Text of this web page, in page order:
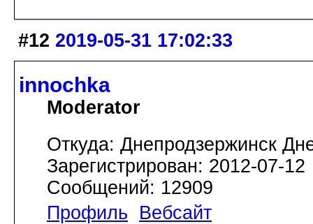
#12 2019-05-31 17:02:33
innochka
Moderator
Откуда: Днепродзержинск
Зарегистрирован: 2012-07-12
Сообщений: 12909
Профиль
Вебсайт